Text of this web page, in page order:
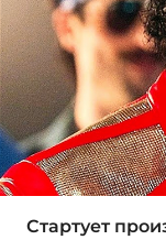
Стартует